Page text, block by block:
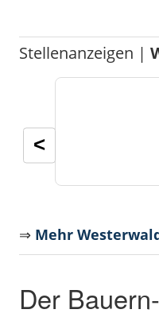
Stellenanzeigen |
<
⇒ Mehr
Der